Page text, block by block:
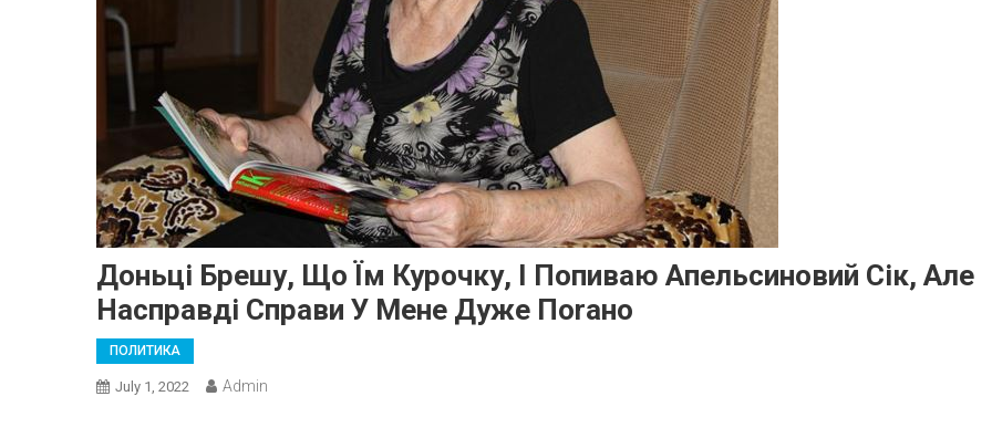
Доньці Брешу, Що Їм Курочку, І Попиваю Апельсиновий Сік, Але
Насправді Справи У Мене Дуже Поrано
ПОЛИТИКА
July 1, 2022 Admin